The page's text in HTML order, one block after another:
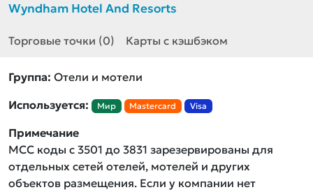
Wyndham Hotel And Resorts
Торговые точки (0) Карты с кэшбэком
Группа: Отели и мотели
Используется:
Мир Mastercard Visa
Примечание
MCC коды с 3501 до 3831 зарезервированы для
отдельных сетей отелей, мотелей и других
объектов размещения. Если у компании нет